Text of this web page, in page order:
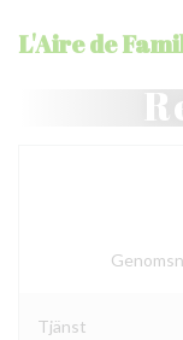
L'Aire de
Tjänst